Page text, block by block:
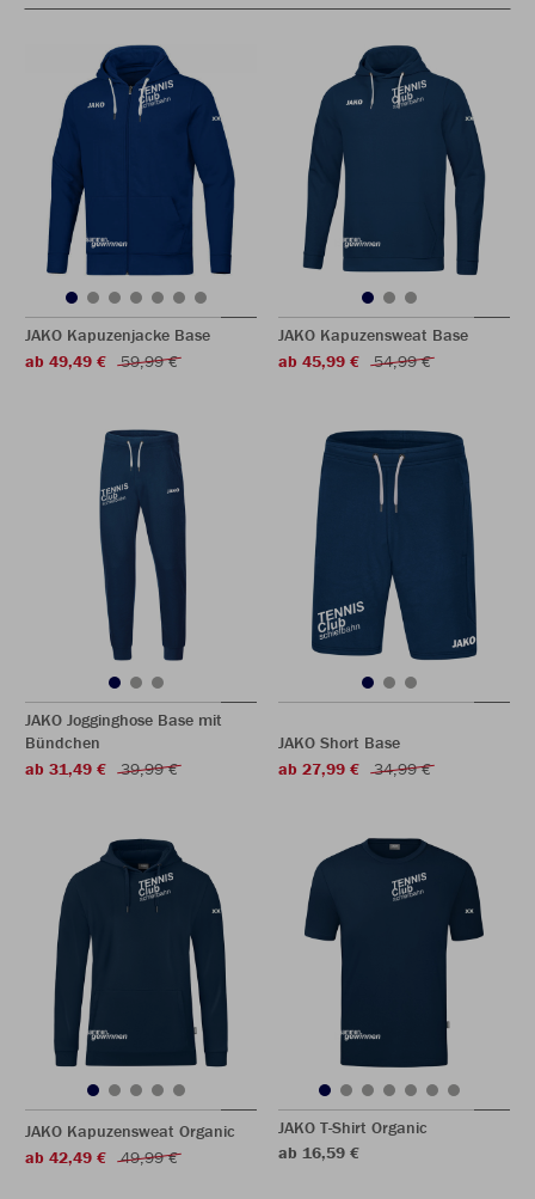
JAKO Kapuzenjacke Base
ab 49,49 €
59,99 €
JAKO Kapuzensweat Base
ab 45,99 €
54,99 €
JAKO Jogginghose Base mit
Bündchen
ab 31,49 €
39,99 €
JAKO Short Base
ab 27,99 €
34,99 €
JAKO Kapuzensweat Organic
ab 42,49 €
49,99 €
JAKO T-Shirt Organic
ab 16,59 €